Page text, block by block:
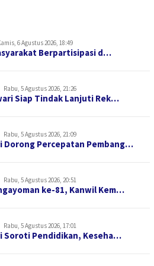
6 Agustus 2026, 18:49
Berpartisipasi d…
Rabu, 5 Agustus 2026, 21:26
Siap Tindak Lanjuti Rek…
Rabu, 5 Agustus 2026, 21:09
Dorong Percepatan Pembang…
Rabu, 5 Agustus 2026, 20:51
ke-81, Kanwil Kem…
Rabu, 5 Agustus 2026, 17:01
Soroti Pendidikan, Keseha…